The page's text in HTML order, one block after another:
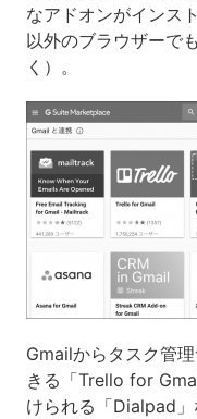
なアドオンがインス
以外のブラウザーで
く）。
Gmailからタスク管
きる「Trello for
けられる「Dialpad